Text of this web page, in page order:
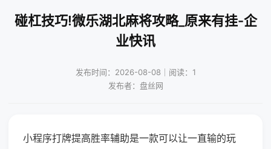
碰杠技巧!微乐湖北麻将攻略_原来有挂-企
业快讯
发布时间：2026-08-08｜阅读：1
发布者：盘丝网
小程序打牌提高胜率辅助是一款可以让一直输的玩